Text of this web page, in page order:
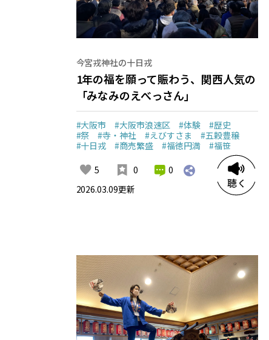
今宮戎神社の十日戎
1年の福を願って賑わう、関西人気の
「みなみのえべっさん」
#大阪市 #大阪市浪速区 #体験
#歴史
#祭
#寺・神社 #えびすさま
#五穀豊穣
#十日戎
#商売繁盛 #福徳円満 #福笹
5 0
0
2026.03.09更新